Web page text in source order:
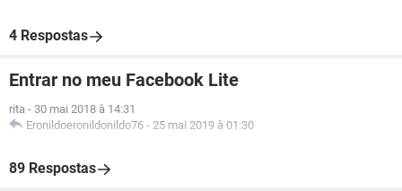
4 Respostas
Entrar no meu Facebook Lite
rita - 30 mai 2018 à 14:31
Eronildoeronildonildo76 - 25 mai 2019 à 01:30
89 Respostas